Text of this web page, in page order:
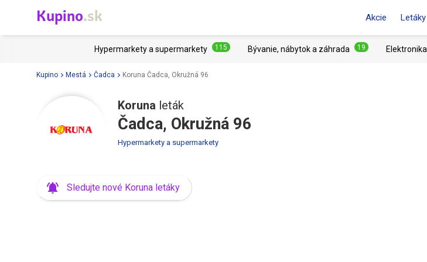
Kupino.sk Akcie Letáky
Hypermarkety a supermarkety 115 Bývanie, nábytok a záhrada 19 Elektronika
Kupino Mestá Čadca Koruna Čadca, Okružná 96
Koruna leták
Čadca, Okružná 96
Hypermarkety a supermarkety
Sledujte nové Koruna letáky